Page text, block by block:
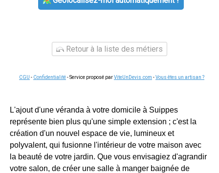
Retour à la liste des métiers
CGU - Confidentialité- Service proposé parViteUnDevis.com -Vous êtes un artisan ?
L'ajout d'une véranda à votre domicile à Suippes
représente bien plus qu'une simple extension ; c'est la
création d'un nouvel espace de vie, lumineux et
polyvalent, qui fusionne l'intérieur de votre maison avec
la beauté de votre jardin. Que vous envisagiez d'agrandir
votre salon, de créer une salle à manger baignée de